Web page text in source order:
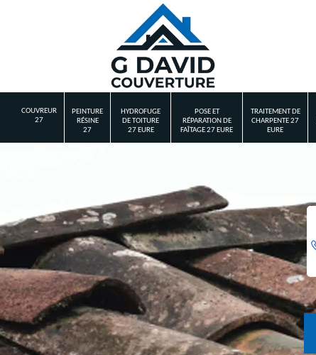
COUVREUR
27
PEINTURE
RÉSINE
27
HYDROFUGE
DE TOITURE
27 EURE
POSE ET
RÉPARATION DE
FAÎTAGE 27 EURE
TRAITEMENT DE
CHARPENTE 27
EURE